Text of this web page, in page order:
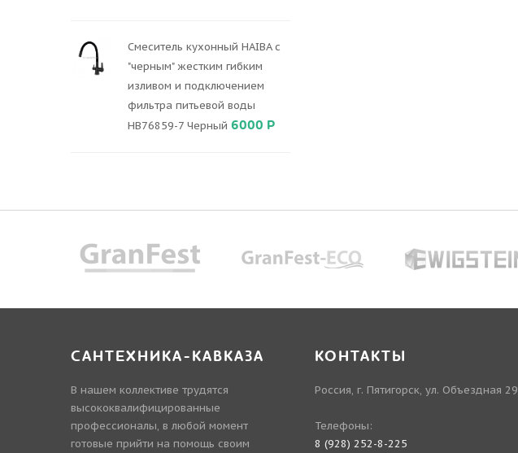
Смеситель кухонный HAIBA с
"черным" жестким гибким
изливом и подключением
фильтра питьевой воды
HB76859-7 Черный 6000 Р
САНТЕХНИКА-КАВКАЗА
В нашем коллективе трудятся
высококвалифицированные
профессионалы, в любой момент
готовые прийти на помощь своим
КОНТАКТЫ
Россия, г. Пятигорск, ул. Объездная 29
Телефоны:
8 (928) 252-8-225